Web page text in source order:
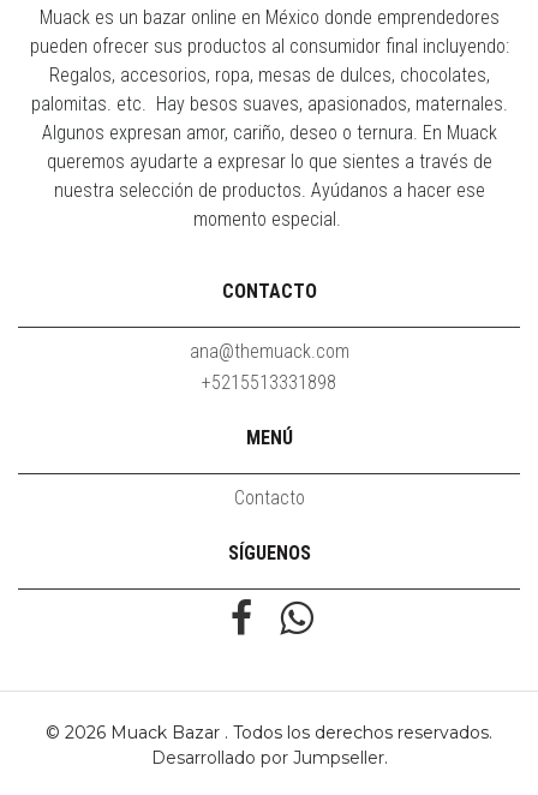
Muack es un bazar online en México donde emprendedores
pueden ofrecer sus productos al consumidor final incluyendo:
Regalos, accesorios, ropa, mesas de dulces, chocolates,
palomitas. etc. Hay besos suaves, apasionados, maternales.
Algunos expresan amor, cariño, deseo o ternura. En Muack
queremos ayudarte a expresar lo que sientes a través de
nuestra selección de productos. Ayúdanos a hacer ese
momento especial.
CONTACTO
ana@themuack.com
+5215513331898
MENÚ
Contacto
SÍGUENOS
© 2026 Muack Bazar . Todos los derechos reservados.
Desarrollado por Jumpseller.